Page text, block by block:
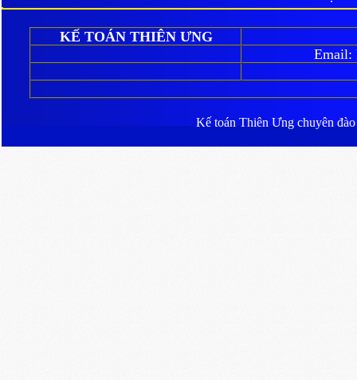
giữ đến ngày đáo hạn
KẾ TOÁN THIÊN ƯNG
Email:
Kế toán Thiên Ưngchuyên đào